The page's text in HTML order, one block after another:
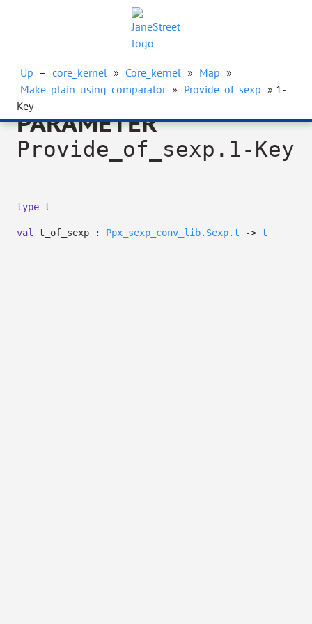
Up – core_kernel » Core_kernel » Map »
Make_plain_using_comparator » Provide_of_sexp » 1-
Key
PARAMETER
Provide_of_sexp.1-Key
type t
val t_of_sexp : Ppx_sexp_conv_lib.Sexp.t -> t